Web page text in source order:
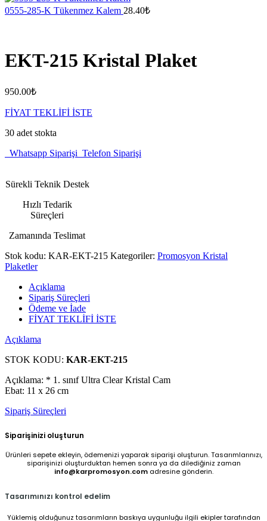
0555-285-K Tükenmez Kalem 28.40₺
EKT-215 Kristal Plaket
950.00₺
FİYAT TEKLİFİ İSTE
30 adet stokta
Whatsapp Siparişi Telefon Siparişi
Sürekli Teknik Destek
Hızlı Tedarik
Süreçleri
Zamanında Teslimat
Stok kodu: KAR-EKT-215 Kategoriler: Promosyon Kristal
Plaketler
Açıklama
Sipariş Süreçleri
Ödeme ve İade
FİYAT TEKLİFİ İSTE
Açıklama
STOK KODU: KAR-EKT-215
Açıklama: * 1. sınıf Ultra Clear Kristal Cam
Ebat: 11 x 26 cm
Sipariş Süreçleri
Siparişinizi oluşturun
Ürünleri sepete ekleyin, ödemenizi yaparak siparişi oluşturun. Tasarımlarınızı,
siparişinizi oluşturduktan hemen sonra ya da dilediğiniz zaman
info@karpromosyon.comadresine gönderin.
Tasarımınızı kontrol edelim
Yüklemiş olduğunuz tasarımların baskıya uygunluğu ilgili ekipler tarafından